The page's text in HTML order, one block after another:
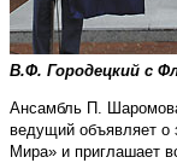
В.Ф. Городецкий с
Ансамбль П.
ведущий объявляет о
Мира» и приглашает